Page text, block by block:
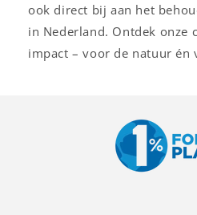
ook direct bij aan het
in Nederland. Ontdek onze
impact – voor de natuur én